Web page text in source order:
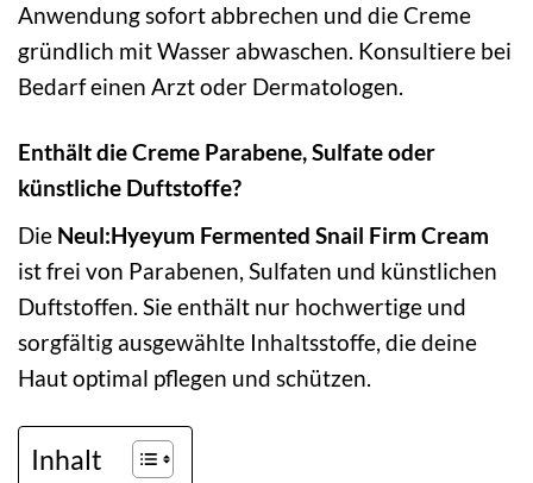
Anwendung sofort abbrechen und die Creme
gründlich mit Wasser abwaschen. Konsultiere bei
Bedarf einen Arzt oder Dermatologen.
Enthält die Creme Parabene, Sulfate oder
künstliche Duftstoffe?
Die Neul:Hyeyum Fermented Snail Firm Cream
ist frei von Parabenen, Sulfaten und künstlichen
Duftstoffen. Sie enthält nur hochwertige und
sorgfältig ausgewählte Inhaltsstoffe, die deine
Haut optimal pflegen und schützen.
Inhalt